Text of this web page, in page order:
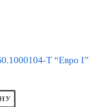
Т “Евро I”